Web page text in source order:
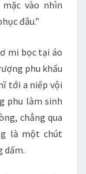
vào nhìn
đâu.”
mi bọc tại áo
phu khấu
tới a niếp vội
phu làm sinh
chẳng qua
là một chút
dấm.